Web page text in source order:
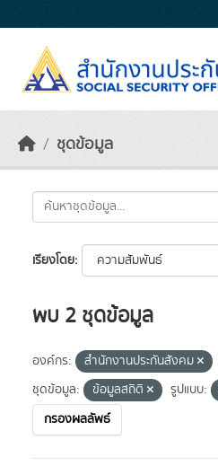
ชุดข้อมูล
เรียงโดย
พบ 2 ชุดข้อมูล
องค์กร: สำนักงานประกันสังคม
ชุดข้อมูล:
ข้อมูลสถิติ รูปแบบ:
กรองผลลัพธ์